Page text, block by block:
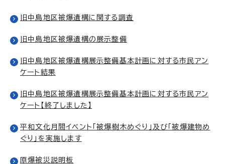
旧中島地区被爆遺構に関する調査
旧中島地区被爆遺構の展示整備
旧中島地区被爆遺構展示整備基本計画に対する市民アン
ケート結果
旧中島地区被爆遺構展示整備基本計画に対する市民アン
ケート【終了しました】
平和文化月間イベント「被爆樹木めぐり」及び「被爆建物め
ぐり」を実施します
原爆被災説明板